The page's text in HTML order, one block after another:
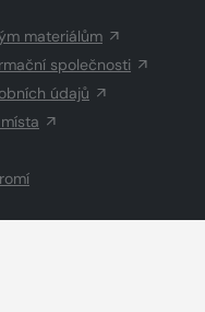
materiálům
společnosti
údajů